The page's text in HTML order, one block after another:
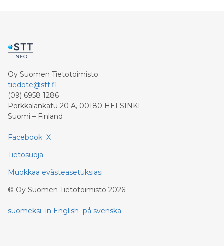
Oy Suomen Tietotoimisto
tiedote@stt.fi
(09) 6958 1286
Porkkalankatu 20 A, 00180 HELSINKI
Suomi – Finland
Facebook X
Tietosuoja
Muokkaa evästeasetuksiasi
© Oy Suomen Tietotoimisto 2026
suomeksi in English på svenska